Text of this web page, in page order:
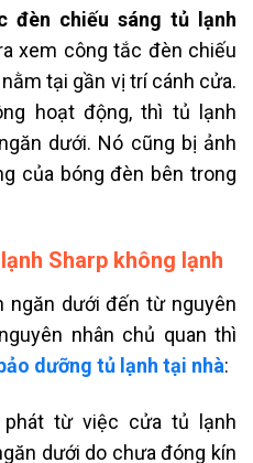
đèn chiếu sáng tủ lạnh
xem công tắc đèn chiếu
tại gần vị trí cánh cửa.
hoạt động, thì tủ lạnh
dưới. Nó cũng bị ảnh
của bóng đèn bên trong
Sharp không lạnh
ngăn dưới đến từ nguyên
nhân chủ quan thì
bảo dưỡng tủ lạnh tại nhà:
từ việc cửa tủ lạnh
dưới do chưa đóng kín